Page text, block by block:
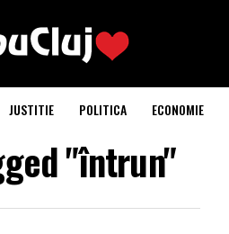
JUSTITIE POLITICA ECONOMIE
"întrun"